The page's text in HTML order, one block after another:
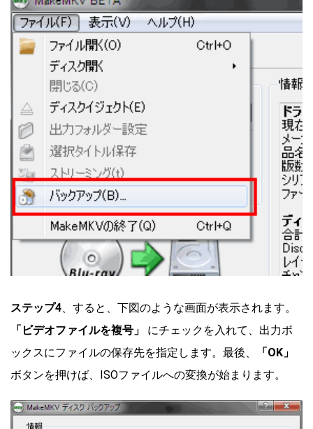
ステップ4、すると、下図のような画面が表示されます。
「ビデオファイルを複号」
にチェックを入れて、出力ボ
ックスにファイルの保存先を指定します。最後、
「OK」
ボタンを押けば、ISOファイルへの変換が始まります。